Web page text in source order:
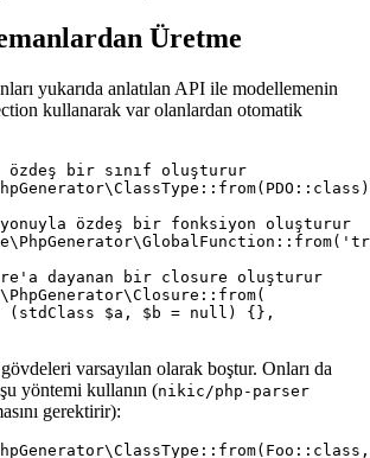
Üretme
yukarıda anlatılan API ile modellemenin
kullanarak var olanlardan otomatik
özdeş bir sınıf oluşturur
özdeş bir fonksiyon oluşturur
dayanan bir closure oluşturur
varsayılan olarak boştur. Onları da
yöntemi kullanın (nikic/php-parser
gerektirir):